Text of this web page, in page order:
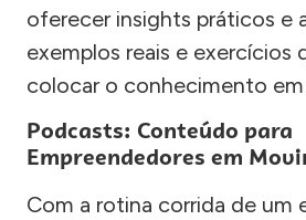
oferecer insights práticos e
exemplos reais e exercícios
colocar o conhecimento em
Podcasts: Conteúdo para
Empreendedores em
Com a rotina corrida de um